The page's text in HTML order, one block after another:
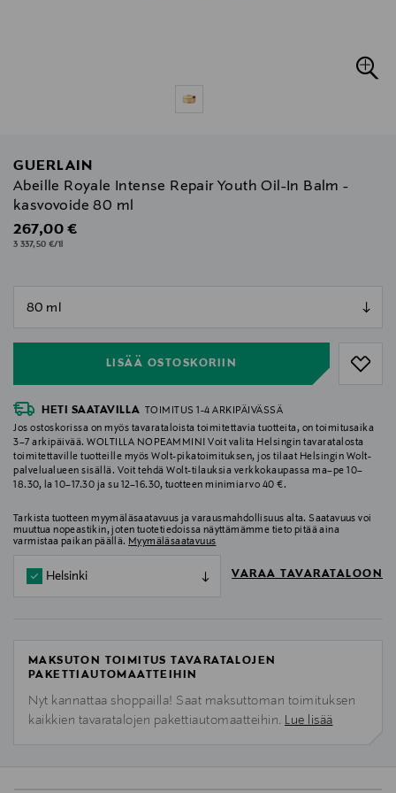
GUERLAIN
Abeille Royale Intense Repair Youth Oil-In Balm -
kasvovoide 80 ml
Original Price
267,00 €
3 337,50 €/1l
LISÄÄ OSTOSKORIIN
null
HETI SAATAVILLA
TOIMITUS 1-4 ARKIPÄIVÄSSÄ
Jos ostoskorissa on myös tavarataloista toimitettavia tuotteita, on toimitusaika
3–7 arkipäivää. WOLTILLA NOPEAMMIN! Voit valita Helsingin tavaratalosta
toimitettaville tuotteille myös Wolt-pikatoimituksen, jos tilaat Helsingin Wolt-
palvelualueen sisällä. Voit tehdä Wolt-tilauksia verkkokaupassa ma–pe 10–
18.30, la 10–17.30 ja su 12–16.30, tuotteen minimiarvo 40 €.
Tarkista tuotteen myymäläsaatavuus ja varausmahdollisuus alta. Saatavuus voi
muuttua nopeastikin, joten tuotetiedoissa näyttämämme tieto pitää aina
varmistaa paikan päällä. Myymäläsaatavuus
Helsinki VARAA TAVARATALOON
MAKSUTON TOIMITUS TAVARATALOJEN
PAKETTIAUTOMAATTEIHIN
Nyt kannattaa shoppailla! Saat maksuttoman toimituksen
kaikkien tavaratalojen pakettiautomaatteihin. Lue lisää